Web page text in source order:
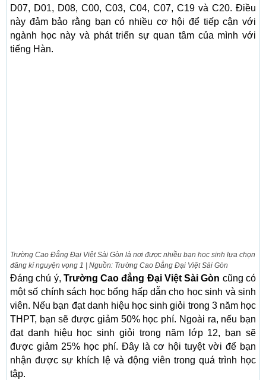
D07, D01, D08, C00, C03, C04, C07, C19 và C20. Điều
này đảm bảo rằng bạn có nhiều cơ hội để tiếp cận với
ngành học này và phát triển sự quan tâm của mình với
tiếng Hàn.
Trường Cao Đẳng Đại Việt Sài Gòn là nơi được nhiều bạn hoc sinh lựa chọn
đăng kí nguyện vọng 1 | Nguồn: Trường Cao Đẳng Đại Việt Sài Gòn
Đáng chú ý, Trường Cao đẳng Đại Việt Sài Gòn cũng có
một số chính sách học bổng hấp dẫn cho học sinh và sinh
viên. Nếu bạn đạt danh hiệu học sinh giỏi trong 3 năm học
THPT, bạn sẽ được giảm 50% học phí. Ngoài ra, nếu bạn
đạt danh hiệu học sinh giỏi trong năm lớp 12, bạn sẽ
được giảm 25% học phí. Đây là cơ hội tuyệt vời để bạn
nhận được sự khích lệ và động viên trong quá trình học
tập.